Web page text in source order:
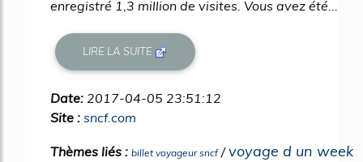
enregistré 1,3 million de visites. Vous avez été...
LIRE LA SUITE
Date: 2017-04-05 23:51:12
Site : sncf.com
Thèmes liés : billet voyageur sncf/voyage d un week